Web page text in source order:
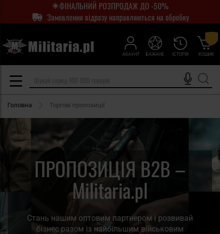
ФІНАЛЬНИЙ РОЗПРОДАЖ ДО -50%
Замовлення відразу направляються на обробку
АКАУНТ ІСТОРІЯ
БАЖАНЕ КОШИК
Головна Торгові пропозиції
ПРOПOЗИЦIЯ B2B –
Militaria.pl
Стань нашим оптовим партнером і розвивай
бізнес разом із найбільшим військовим